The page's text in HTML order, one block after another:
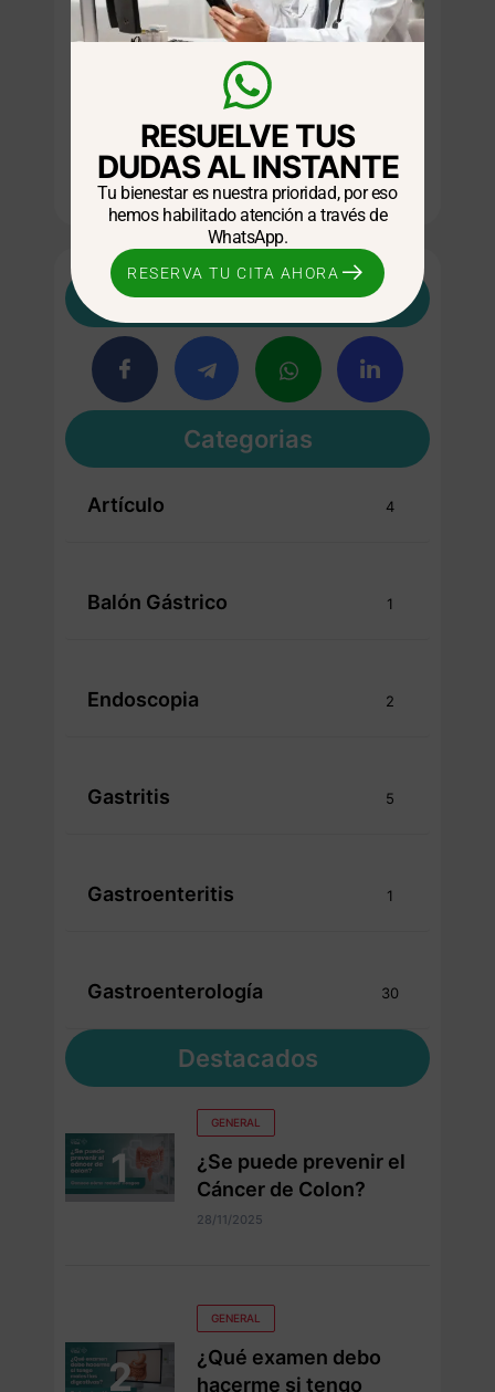
Si deseas conocer más sobre el balón
invitamos a visitar
Nuestro equipo está listo para
acompañarte en tu camino hacia una
vida más saludable y plena.
Compartir en:
Categorias
Artículo 4
Balón Gástrico 1
Endoscopia 2
Gastritis 5
Gastroenteritis 1
Gastroenterología 30
Destacados
GENERAL
¿Se puede prevenir el
Cáncer de Colon?
28/11/2025
GENERAL
¿Qué examen debo
hacerme si tengo
RESUELVE TUS
DUDAS AL INSTANTE
Tu bienestar es nuestra prioridad, por eso
hemos habilitado atención a través de
WhatsApp.
RESERVA TU CITA AHORA